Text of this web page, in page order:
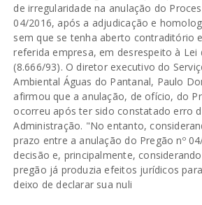
de irregularidade na anulação do
04/2016, após a adjudicação e
sem que se tenha aberto contraditório
referida empresa, em desrespeito à Lei
(8.666/93). O diretor executivo do
Ambiental Águas do Pantanal, Paulo
afirmou que a anulação, de ofício, do
ocorreu após ter sido constatado erro
Administração. "No entanto,
prazo entre a anulação do Pregão nº
decisão e, principalmente,
pregão já produzia efeitos jurídicos
deixo de declarar sua nuli